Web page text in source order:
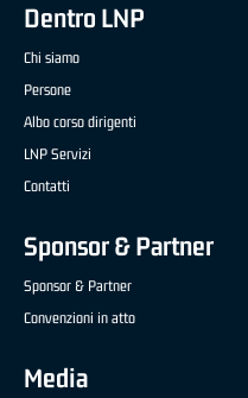
Dentro LNP
Chi siamo
Persone
Albo corso dirigenti
LNP Servizi
Contatti
Sponsor & Partner
Sponsor & Partner
Convenzioni in atto
Media